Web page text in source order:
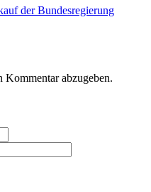
der Bundesregierung
Kommentar abzugeben.